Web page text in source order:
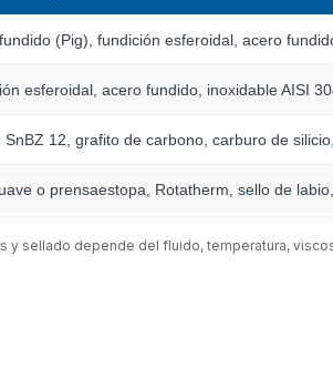
(Pig), fundición esferoidal, acero
esferoidal, acero fundido, inoxidable AISI
SnBZ 12, grafito de carbono, carburo de
o prensaestopa, Rotatherm, sello de
y sellado depende del fluido, temperatura,